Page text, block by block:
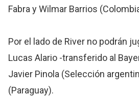
Fabra y Wilmar Barrios
Por el lado de River no podrán
Lucas Alario -transferido al
Javier Pinola (Selección
(Paraguay).